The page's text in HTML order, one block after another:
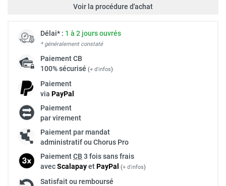
Voir la procédure d'achat
Délai* : 1 à 2 jours ouvrés
* généralement constaté
PaiementCB
100% sécurisé (+ d'infos)
Paiement
via PayPal
Paiement
par virement
Paiement par mandat
administratif ou Chorus Pro
PaiementCB 3 fois sans frais
avecScalapayetPayPal (+ d'infos)
Satisfait ou remboursé